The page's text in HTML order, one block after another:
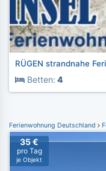
RÜGEN strandnahe
Betten: 4
Ferienwohnung Deutschland
35 €
pro Tag
je Objekt